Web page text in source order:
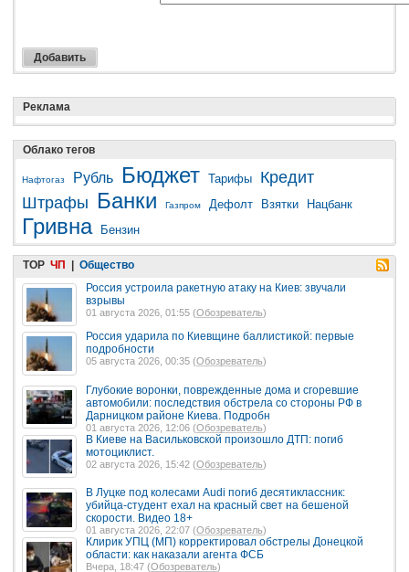
Реклама
Облако тегов
Нафтогаз Рубль Бюджет Тарифы
Кредит
Штрафы Банки Газпром Дефолт Взятки Нацбанк
Гривна Бензин
TOP ЧП | Общество
Россия устроила ракетную атаку на Киев: звучали
взрывы
01 августа 2026, 01:55 (Обозреватель)
Россия ударила по Киевщине баллистикой: первые
подробности
05 августа 2026, 00:35 (Обозреватель)
Глубокие воронки, поврежденные дома и сгоревшие
автомобили: последствия обстрела со стороны РФ в
Дарницком районе Киева. Подробн
01 августа 2026, 12:06 (Обозреватель)
В Киеве на Васильковской произошло ДТП: погиб
мотоциклист.
02 августа 2026, 15:42 (Обозреватель)
В Луцке под колесами Audi погиб десятиклассник:
убийца-студент ехал на красный свет на бешеной
скорости. Видео 18+
01 августа 2026, 22:07 (Обозреватель)
Клирик УПЦ (МП) корректировал обстрелы Донецкой
области: как наказали агента ФСБ
Вчера, 18:47 (Обозреватель)